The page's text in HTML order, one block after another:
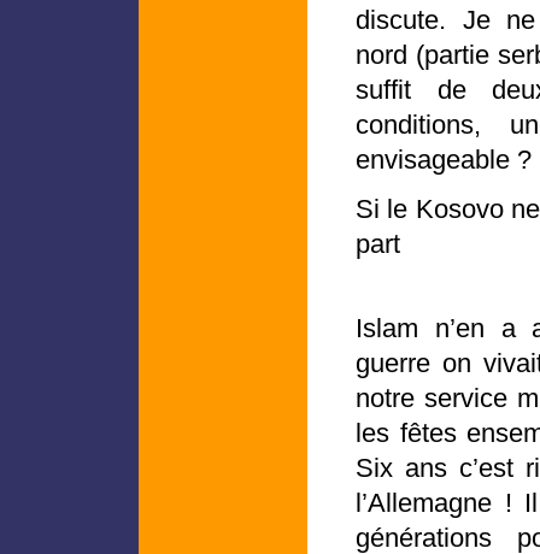
discute. Je
nord (partie
suffit de
conditions,
envisageable ?
Si le Kosovo
part
Islam n’en a
guerre on
notre service
les fêtes
Six ans c’est
l’Allemagne !
générations